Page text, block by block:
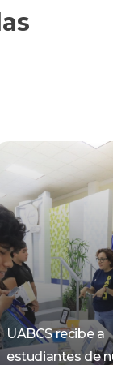
UABCS recibe a
estudiantes de